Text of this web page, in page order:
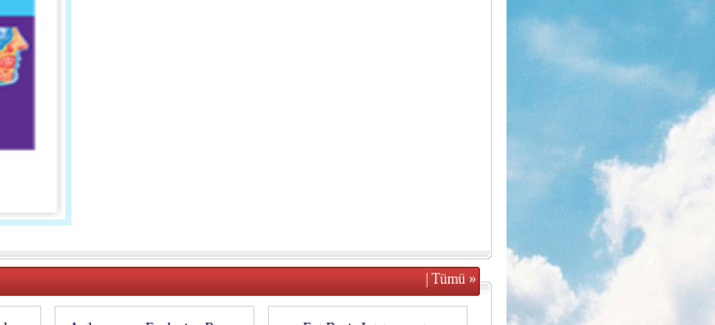
| Tümü »